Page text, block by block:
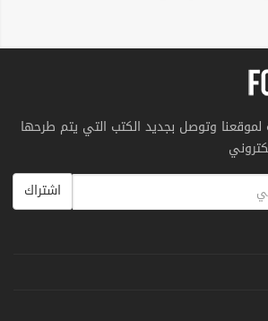
لموقعنا وتوصل بجديد الكتب التي يتم طرحها
اشتراك